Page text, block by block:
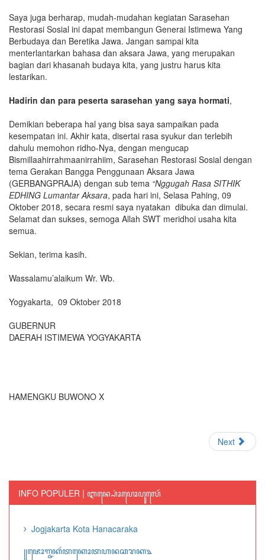
Saya juga berharap, mudah-mudahan kegiatan Sarasehan
Restorasi Sosial ini dapat membangun Generai Istimewa Yang
Berbudaya dan Beretika Jawa. Jangan sampai kita
menterlantarkan bahasa dan aksara Jawa, yang merupakan
bagian dari khasanah budaya kita, yang justru harus kita
lestarikan.
Hadirin dan para peserta sarasehan yang saya hormati,
Demikian beberapa hal yang bisa saya sampaikan pada
kesempatan ini. Akhir kata, disertai rasa syukur dan terlebih
dahulu memohon ridho-Nya, dengan mengucap
Bismillaahirrahmaanirrahiim, Sarasehan Restorasi Sosial dengan
tema Gerakan Bangga Penggunaan Aksara Jawa
(GERBANGPRAJA) dengan sub tema “Nggugah Rasa SITHIK
EDHING Lumantar Aksara, pada hari ini, Selasa Pahing, 09
Oktober 2018, secara resmi saya nyatakan dibuka dan dimulai.
Selamat dan sukses, semoga Allah SWT meridhoi usaha kita
semua.
Sekian, terima kasih.
Wassalamu’alaikum Wr. Wb.
Yogyakarta, 09 Oktober 2018
GUBERNUR
DAERAH ISTIMEWA YOGYAKARTA
HAMENGKU BUWONO X
Next
INFO POPULER | ꦆꦤ꧀ꦥ꦳ꦺꦴꦥꦺꦴꦥꦸꦭꦺꦂ
Jogjakarta Kota Hanacaraka
꧋ꦗꦺꦴꦒ꧀ꦗꦏꦂꦠꦏꦺꦴꦠꦲꦤꦕꦫꦏ꧉